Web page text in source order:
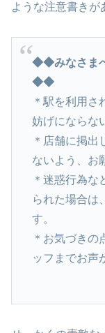
ような注意書きが
◆◆みなさま
◆◆
＊駅を利用さ
妨げにならな
＊店舗に掲出
ないよう、お
＊迷惑行為な
られた場合は
す。
＊お気づきの
ッフまでお声